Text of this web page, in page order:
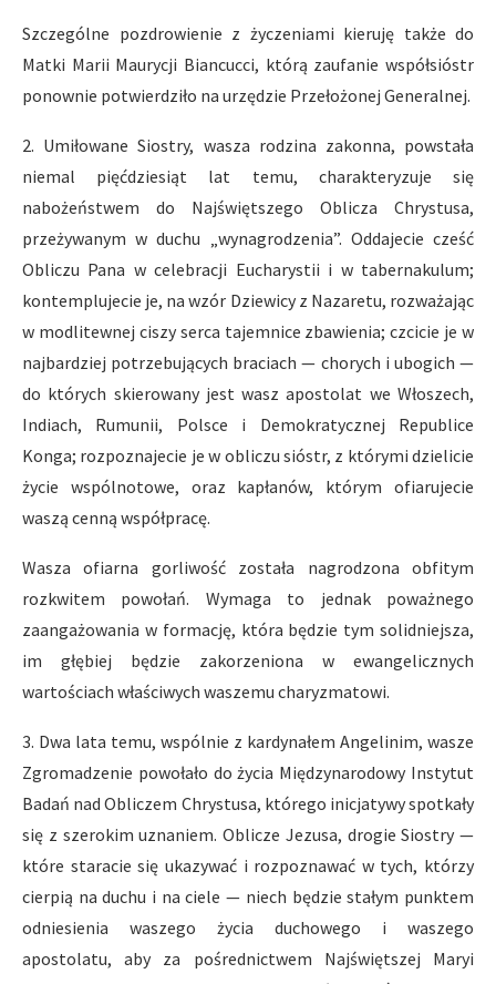
Szczególne pozdrowienie z życzeniami kieruję także do
Matki Marii Maurycji Biancucci, którą zaufanie współsióstr
ponownie potwierdziło na urzędzie Przełożonej Generalnej.
2. Umiłowane Siostry, wasza rodzina zakonna, powstała
niemal pięćdziesiąt lat temu, charakteryzuje się
nabożeństwem do Najświętszego Oblicza Chrystusa,
przeżywanym w duchu „wynagrodzenia”. Oddajecie cześć
Obliczu Pana w celebracji Eucharystii i w tabernakulum;
kontemplujecie je, na wzór Dziewicy z Nazaretu, rozważając
w modlitewnej ciszy serca tajemnice zbawienia; czcicie je w
najbardziej potrzebujących braciach — chorych i ubogich —
do których skierowany jest wasz apostolat we Włoszech,
Indiach, Rumunii, Polsce i Demokratycznej Republice
Konga; rozpoznajecie je w obliczu sióstr, z którymi dzielicie
życie wspólnotowe, oraz kapłanów, którym ofiarujecie
waszą cenną współpracę.
Wasza ofiarna gorliwość została nagrodzona obfitym
rozkwitem powołań. Wymaga to jednak poważnego
zaangażowania w formację, która będzie tym solidniejsza,
im głębiej będzie zakorzeniona w ewangelicznych
wartościach właściwych waszemu charyzmatowi.
3. Dwa lata temu, wspólnie z kardynałem Angelinim, wasze
Zgromadzenie powołało do życia Międzynarodowy Instytut
Badań nad Obliczem Chrystusa, którego inicjatywy spotkały
się z szerokim uznaniem. Oblicze Jezusa, drogie Siostry —
które staracie się ukazywać i rozpoznawać w tych, którzy
cierpią na duchu i na ciele — niech będzie stałym punktem
odniesienia waszego życia duchowego i waszego
apostolatu, aby za pośrednictwem Najświętszej Maryi